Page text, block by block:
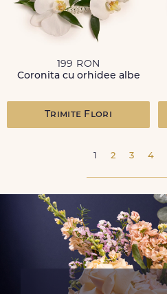
199 RON
Coronita cu orhidee albe
Trimite Flori
1 2 3 4